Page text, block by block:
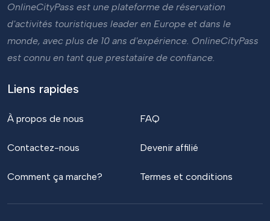
OnlineCityPass est une plateforme de réservation
d'activités touristiques leader en Europe et dans le
monde, avec plus de 10 ans d'expérience. OnlineCityPass
est connu en tant que prestataire de confiance.
Liens rapides
À propos de nous
Contactez-nous
Comment ça marche?
FAQ
Devenir affilié
Termes et conditions